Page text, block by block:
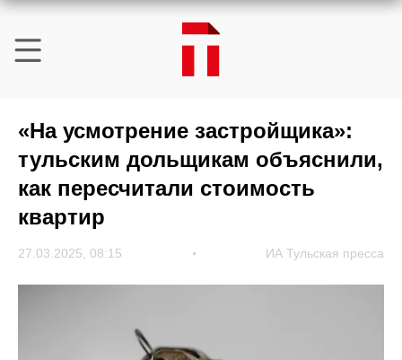
«На усмотрение застройщика»:
тульским дольщикам объяснили,
как пересчитали стоимость
квартир
27.03.2025, 08:15 ИА Тульская пресса